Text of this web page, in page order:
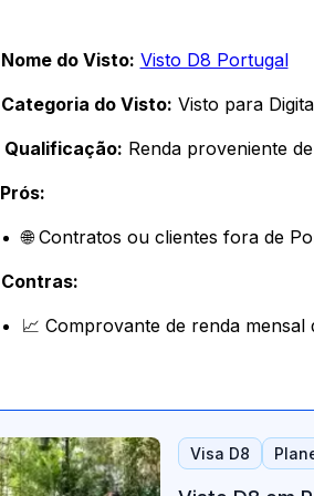
Nome do Visto: Visto D8 Portugal
Categoria do Visto: Visto para
Qualificação: Renda proveniente
Prós:
🌐 Contratos ou clientes fora de
Contras:
📈 Comprovante de renda
Visa D8